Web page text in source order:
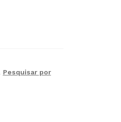
Pesquisar por